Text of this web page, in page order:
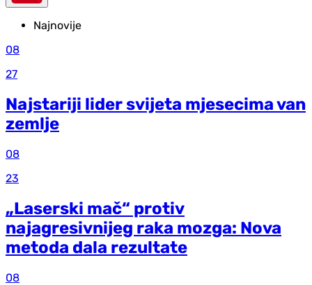
Najnovije
08
27
Najstariji lider svijeta mjesecima van
zemlje
08
23
„Laserski mač“ protiv
najagresivnijeg raka mozga: Nova
metoda dala rezultate
08